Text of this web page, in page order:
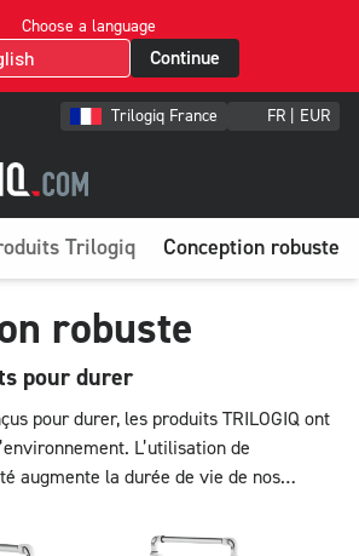
Choose a language
Continue
Trilogiq France FR | EUR
Trilogiq Conception robuste
robuste
pour durer
pour durer, les produits TRILOGIQ ont
L’utilisation de
augmente la durée de vie de nos
aux environnements industriels et